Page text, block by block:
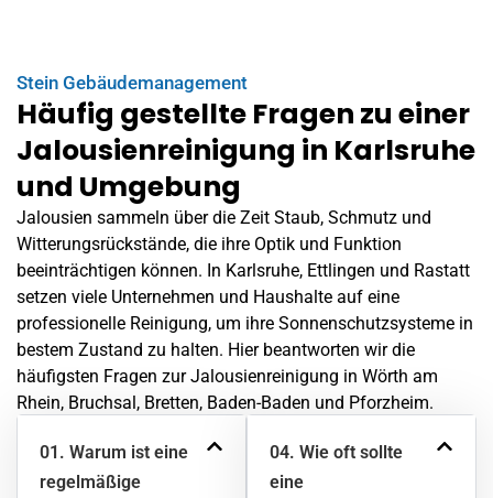
Stein Gebäudemanagement
Häufig gestellte Fragen zu einer
Jalousienreinigung in Karlsruhe
und Umgebung
Jalousien sammeln über die Zeit Staub, Schmutz und
Witterungsrückstände, die ihre Optik und Funktion
beeinträchtigen können. In Karlsruhe, Ettlingen und Rastatt
setzen viele Unternehmen und Haushalte auf eine
professionelle Reinigung, um ihre Sonnenschutzsysteme in
bestem Zustand zu halten. Hier beantworten wir die
häufigsten Fragen zur Jalousienreinigung in Wörth am
Rhein, Bruchsal, Bretten, Baden-Baden und Pforzheim.
01. Warum ist eine
regelmäßige
04. Wie oft sollte
eine